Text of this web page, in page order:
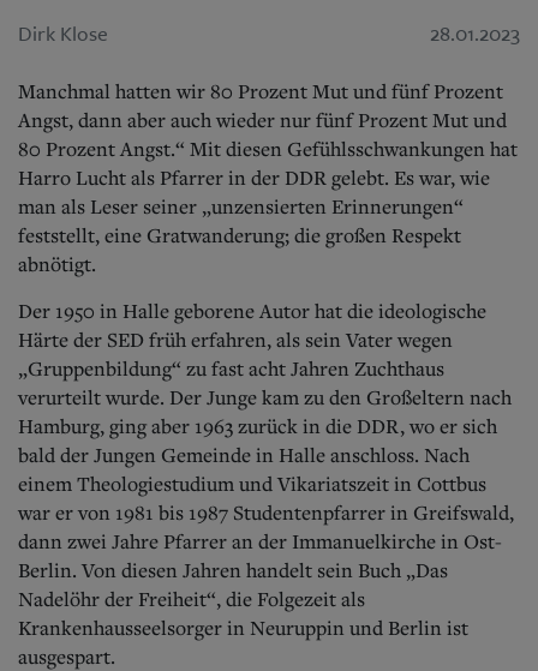
Dirk Klose 28.01.2023
Manchmal hatten wir 80 Prozent Mut und fünf Prozent
Angst, dann aber auch wieder nur fünf Prozent Mut und
80 Prozent Angst.“ Mit diesen Gefühlsschwankungen hat
Harro Lucht als Pfarrer in der DDR gelebt. Es war, wie
man als Leser seiner „unzensierten Erinnerungen“
feststellt, eine Gratwanderung; die großen Respekt
abnötigt.
Der 1950 in Halle geborene Autor hat die ideologische
Härte der SED früh erfahren, als sein Vater wegen
„Gruppenbildung“ zu fast acht Jahren Zuchthaus
verurteilt wurde. Der Junge kam zu den Großeltern nach
Hamburg, ging aber 1963 zurück in die DDR, wo er sich
bald der Jungen Gemeinde in Halle anschloss. Nach
einem Theologiestudium und Vikariatszeit in Cottbus
war er von 1981 bis 1987 Studentenpfarrer in Greifswald,
dann zwei Jahre Pfarrer an der Immanuelkirche in Ost-
Berlin. Von diesen Jahren handelt sein Buch „Das
Nadelöhr der Freiheit“, die Folgezeit als
Krankenhausseelsorger in Neuruppin und Berlin ist
ausgespart.